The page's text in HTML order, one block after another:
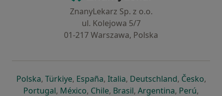
ZnanyLekarz Sp. z o.o.
ul. Kolejowa 5/7
01-217 Warszawa, Polska
Polskase otevře v nové záložce
, Türkiyese otevře v nové záložce
, Españase otevře v nové záložce
, Italiase otevře v nové záložce
, Deutschlandse otevře v
, Českose
,
Portugalse otevře v nové záložce
, Méxicose otevře v nové záložce
, Chilese otevře v nové záložce
, Brasilse otevře v nové
, Argentinase otevře v
, Perúse
,